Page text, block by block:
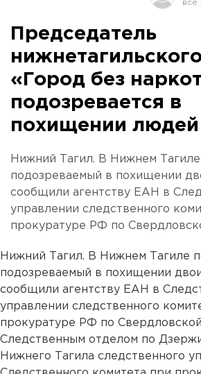
Председатель
«Город без
подозревается в
похищении людей
Нижний Тагил. В Нижнем
подозреваемый в похищении
сообщили агентству ЕАН в
управлении следственного
прокуратуре РФ по
Нижний Тагил. В Нижнем Тагиле
подозреваемый в похищении
сообщили агентству ЕАН в
управлении следственного
прокуратуре РФ по Свердловской
Следственным отделом по
Нижнего Тагила следственного